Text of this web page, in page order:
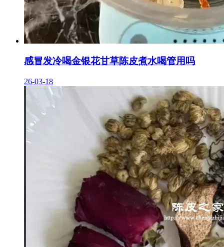
感冒发冷喝金银花甘草陈皮煮水喝管用吗
26-03-18